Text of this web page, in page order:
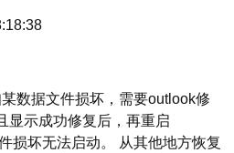
数据文件损坏，需要outlook修
显示成功修复后，再重启
损坏无法启动。 从其他地方恢复